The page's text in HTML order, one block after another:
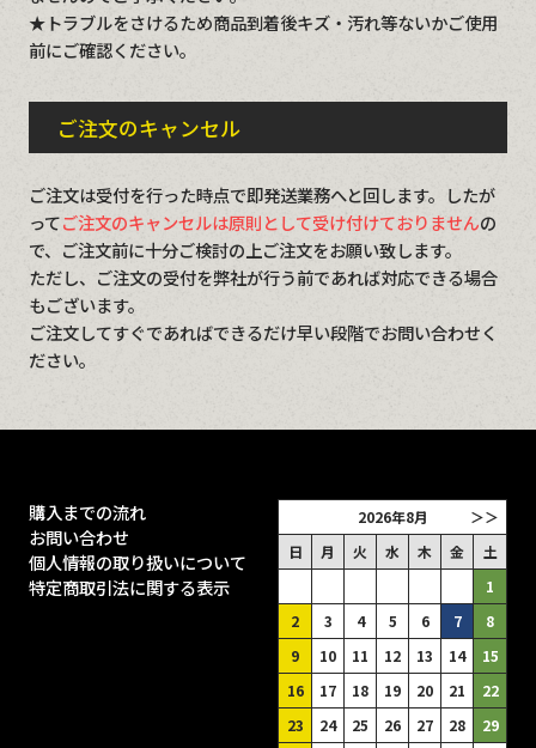
★トラブルをさけるため商品到着後キズ・汚れ等ないかご使用
前にご確認ください。
ご注文のキャンセル
ご注文は受付を行った時点で即発送業務へと回します。したが
ってご注文のキャンセルは原則として受け付けておりませんの
で、ご注文前に十分ご検討の上ご注文をお願い致します。
ただし、ご注文の受付を弊社が行う前であれば対応できる場合
もございます。
ご注文してすぐであればできるだけ早い段階でお問い合わせく
ださい。
購入までの流れ
お問い合わせ
個人情報の取り扱いについて
特定商取引法に関する表示
＞＞
2026年8月
日
月 火 水 木 金
土
1
2
3 4 5 6 7
8
9
10 11 12 13 14
15
16
17 18 19 20 21
22
23
24 25 26 27 28 29